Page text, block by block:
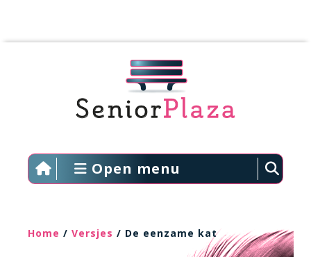
Open menu
Home / Versjes / De eenzame kat